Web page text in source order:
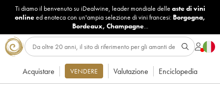
Ti diamo il benvenuto su iDealwine, leader mondiale delle aste di vini
onlineed enoteca con un'ampia selezione di vini francesi: Borgogna,
Bordeaux, Champagne...
Acquistare VENDERE Valutazione Enciclopedia